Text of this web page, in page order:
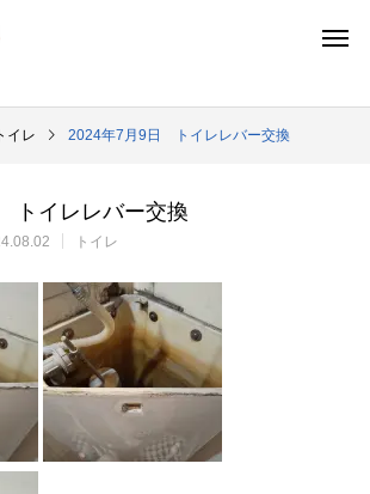
イレ 2024年7月9日 トイレレバー交換
トイレレバー交換
トイレ